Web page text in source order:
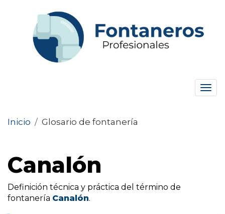
Inicio / Glosario de fontanería
Canalón
Definición técnica y práctica del término de
fontanería Canalón.